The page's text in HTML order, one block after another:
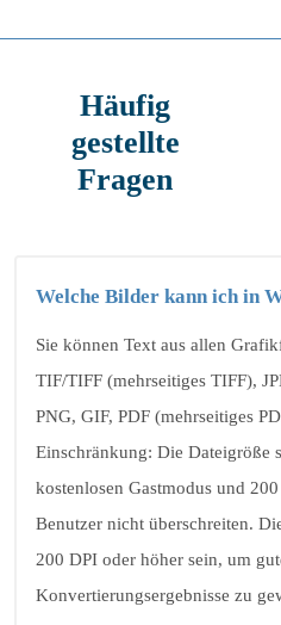
Häufig
gestellte
Fragen
Welche Bilder kann ich in
Sie können Text aus allen
TIF/TIFF (mehrseitiges TIFF),
PNG, GIF, PDF (mehrseitiges
Einschränkung: Die Dateigröße
kostenlosen Gastmodus und
Benutzer nicht überschreiten.
200 DPI oder höher sein, um
Konvertierungsergebnisse zu